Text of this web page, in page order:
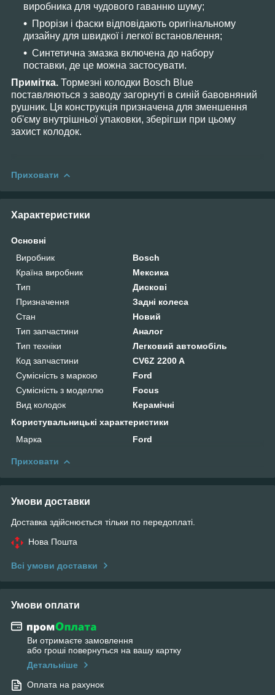
виробника для чудового гаванню шуму;
Прорізи і фаски відповідають оригінальному
дизайну для швидкої і легкої встановлення;
Синтетична змазка включена до набору
поставки, де це можна застосувати.
Примітка. Тормезні колодки Bosch Blue
поставляються з заводу загорнуті в синій бавовняний
рушник. Ця конструкція призначена для зменшення
об'єму внутрішньої упаковки, зберігши при цьому
захист колодок.
Приховати
Характеристики
Основні
Виробник
Bosch
Країна виробник
Мексика
Тип
Дискові
Призначення
Задні колеса
Стан
Новий
Тип запчастини
Аналог
Тип техніки
Легковий автомобіль
Код запчастини
CV6Z 2200 A
Сумісність з маркою
Ford
Сумісність з моделлю
Focus
Вид колодок
Керамічні
Користувальницькі характеристики
Марка
Ford
Приховати
Умови доставки
Доставка здійснюється тільки по передоплаті.
Нова Пошта
Всі умови доставки
Умови оплати
Ви отримаєте замовлення
або гроші повернуться на вашу картку
Детальніше
Оплата на рахунок